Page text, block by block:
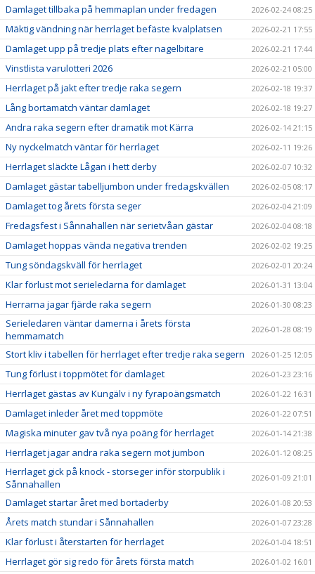
Damlaget tillbaka på hemmaplan under fredagen 2026-02-24 08:25
Mäktig vändning när herrlaget befäste kvalplatsen 2026-02-21 17:55
Damlaget upp på tredje plats efter nagelbitare 2026-02-21 17:44
Vinstlista varulotteri 2026 2026-02-21 05:00
Herrlaget på jakt efter tredje raka segern 2026-02-18 19:37
Lång bortamatch väntar damlaget 2026-02-18 19:27
Andra raka segern efter dramatik mot Kärra 2026-02-14 21:15
Ny nyckelmatch väntar för herrlaget 2026-02-11 19:26
Herrlaget släckte Lågan i hett derby 2026-02-07 10:32
Damlaget gästar tabelljumbon under fredagskvällen 2026-02-05 08:17
Damlaget tog årets första seger 2026-02-04 21:09
Fredagsfest i Sånnahallen när serietvåan gästar 2026-02-04 08:18
Damlaget hoppas vända negativa trenden 2026-02-02 19:25
Tung söndagskväll för herrlaget 2026-02-01 20:24
Klar förlust mot serieledarna för damlaget 2026-01-31 13:04
Herrarna jagar fjärde raka segern 2026-01-30 08:23
Serieledaren väntar damerna i årets första
hemmamatch
2026-01-28 08:19
Stort kliv i tabellen för herrlaget efter tredje raka segern 2026-01-25 12:05
Tung förlust i toppmötet för damlaget 2026-01-23 23:16
Herrlaget gästas av Kungälv i ny fyrapoängsmatch 2026-01-22 16:31
Damlaget inleder året med toppmöte 2026-01-22 07:51
Magiska minuter gav två nya poäng för herrlaget 2026-01-14 21:38
Herrlaget jagar andra raka segern mot jumbon 2026-01-12 08:25
Herrlaget gick på knock - storseger inför storpublik i
Sånnahallen
2026-01-09 21:01
Damlaget startar året med bortaderby 2026-01-08 20:53
Årets match stundar i Sånnahallen 2026-01-07 23:28
Klar förlust i återstarten för herrlaget 2026-01-04 18:51
Herrlaget gör sig redo för årets första match 2026-01-02 16:01